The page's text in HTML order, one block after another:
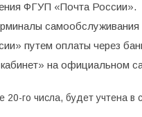
ФГУП «Почта России».
путем оплаты через
на официальном
20-го числа, будет учтена